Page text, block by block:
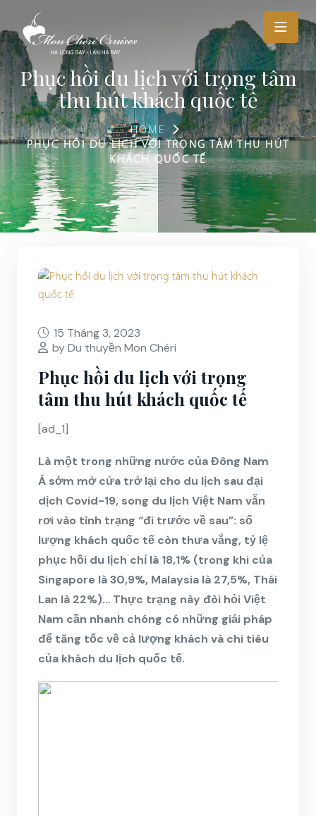
Phục hồi du lịch với trọng tâm
thu hút khách quốc tế
HOME
PHỤC HỒI DU LỊCH VỚI TRỌNG TÂM THU HÚT
KHÁCH QUỐC TẾ
15 Tháng 3, 2023
by Du thuyền Mon Chéri
Phục hồi du lịch với trọng
tâm thu hút khách quốc tế
[ad_1]
Là một trong những nước của Đông Nam
Á sớm mở cửa trở lại cho du lịch sau đại
dịch Covid-19, song du lịch Việt Nam vẫn
rơi vào tình trạng “đi trước về sau”: số
lượng khách quốc tế còn thưa vắng, tỷ lệ
phục hồi du lịch chỉ là 18,1% (trong khi của
Singapore là 30,9%, Malaysia là 27,5%, Thái
Lan là 22%)… Thực trạng này đòi hỏi Việt
Nam cần nhanh chóng có những giải pháp
để tăng tốc về cả lượng khách và chi tiêu
của khách du lịch quốc tế.